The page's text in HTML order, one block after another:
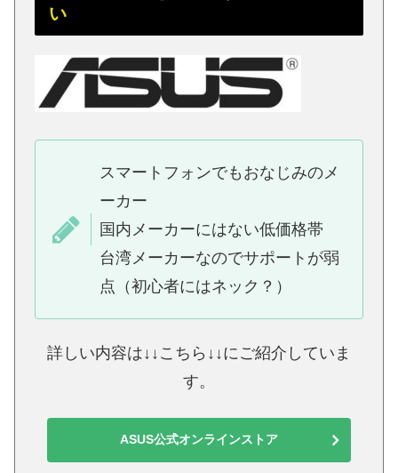
い
スマートフォンでもおなじみのメ
ーカー
国内メーカーにはない低価格帯
台湾メーカーなのでサポートが弱
点（初心者にはネック？）
詳しい内容は↓↓こちら↓↓にご紹介していま
す。
ASUS公式オンラインストア